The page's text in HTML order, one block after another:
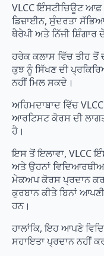
VLCC ਇੰਸਟੀਚਿਊਟ ਆਫ਼
ਡਿਜ਼ਾਈਨ, ਸੁੰਦਰਤਾ
ਥੈਰੇਪੀ ਅਤੇ ਨਿੱਜੀ
ਹਰੇਕ ਕਲਾਸ ਵਿੱਚ ਤੀਹ ਤੋਂ
ਕੁਝ ਨੂੰ ਸਿੱਖਣ ਦੀ
ਨਹੀਂ ਮਿਲ ਸਕਦੇ।
ਅਹਿਮਦਾਬਾਦ ਵਿੱਚ
ਆਰਟਿਸਟ ਕੋਰਸ ਦੀ
ਹੈ।
ਇਸ ਤੋਂ ਇਲਾਵਾ, VLCC
ਅਤੇ ਉਹਨਾਂ
ਮੇਕਅਪ ਕੋਰਸ ਪ੍ਰਦਾਨ
ਕੁਰਬਾਨ ਕੀਤੇ ਬਿਨਾਂ
ਹਨ।
ਹਾਲਾਂਕਿ, ਇਹ ਆਪਣੇ
ਸਹਾਇਤਾ ਪ੍ਰਦਾਨ ਨਹੀਂ